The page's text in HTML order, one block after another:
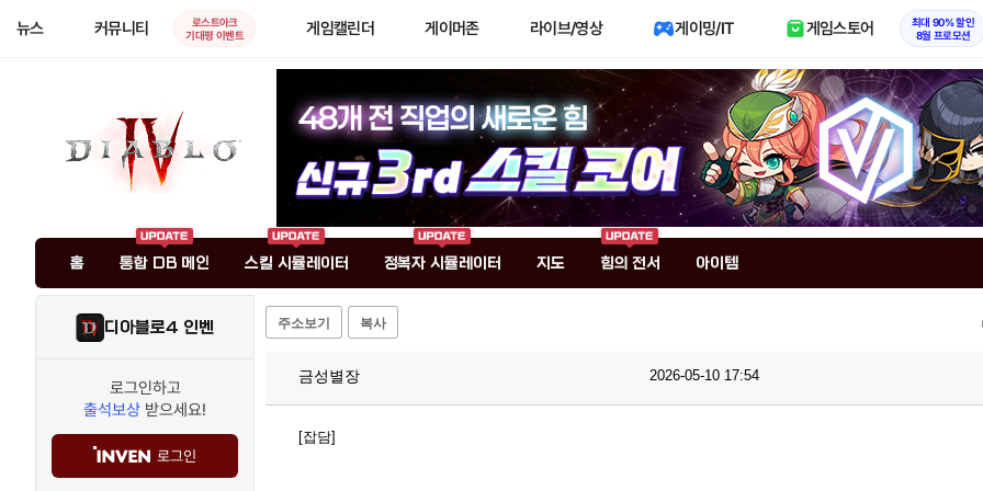
뉴스 커뮤니티
로스트아크
기대평 이벤트
게임캘린더 게이머존 라이브/영상 게이밍/IT 게임스토어
최대 90% 할인
8월 프로모션
홈 통합 DB 메인 스킬 시뮬레이터 정복자 시뮬레이터 지도 힘의 전서 아이템
디아블로4 인벤
로그인하고
출석보상 받으세요!
로그인
주소보기 복사
금성별장 2026-05-10 17:54
[잡담]